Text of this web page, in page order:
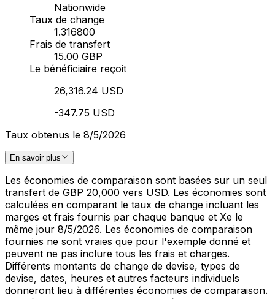
Nationwide
Taux de change
1.316800
Frais de transfert
15.00 GBP
Le bénéficiaire reçoit
26,316.24 USD
-347.75 USD
Taux obtenus le 8/5/2026
En savoir plus
Les économies de comparaison sont basées sur un seul
transfert de GBP 20,000 vers USD. Les économies sont
calculées en comparant le taux de change incluant les
marges et frais fournis par chaque banque et Xe le
même jour 8/5/2026. Les économies de comparaison
fournies ne sont vraies que pour l'exemple donné et
peuvent ne pas inclure tous les frais et charges.
Différents montants de change de devise, types de
devise, dates, heures et autres facteurs individuels
donneront lieu à différentes économies de comparaison.